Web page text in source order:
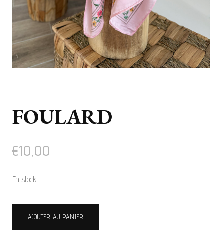
FOULARD
€10,00
En stock
quantité
AJOUTER AU PANIER